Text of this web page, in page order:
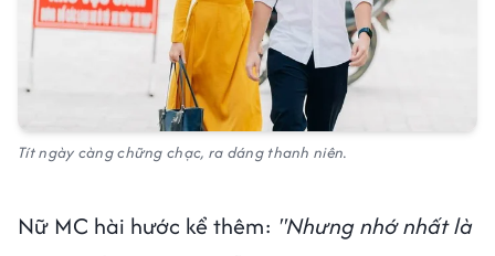
Tít ngày càng chững chạc, ra dáng thanh niên.
Nữ MC hài hước kể thêm: "Nhưng nhớ nhất là